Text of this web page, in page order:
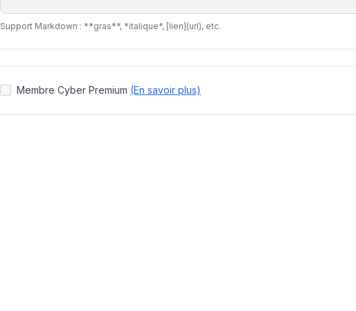
Support Markdown : **gras**, *italique*, [lien](url), etc.
Membre Cyber Premium (En savoir plus)